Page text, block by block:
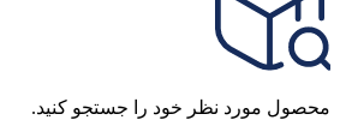
محصول مورد نظر خود را جستجو کنید.